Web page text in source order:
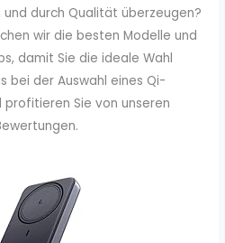
durch Qualität überzeugen?
wir die besten Modelle und
damit Sie die ideale Wahl
bei der Auswahl eines Qi-
Sie von unseren